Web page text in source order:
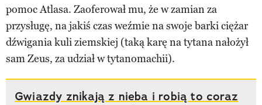
pomoc Atlasa. Zaoferował mu, że w zamian za
przysługę, na jakiś czas weźmie na swoje barki ciężar
dźwigania kuli ziemskiej (taką karę na tytana nałożył
sam Zeus, za udział w tytanomachii).
Gwiazdy znikają z nieba i robią to coraz